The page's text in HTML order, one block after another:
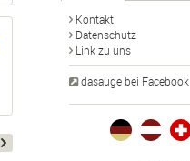
Kontakt
Datenschutz
Link zu uns
dasauge bei Facebook